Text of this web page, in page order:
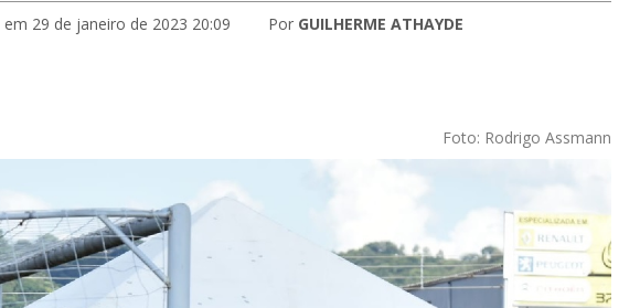
29 de janeiro de 2023 20:09 Por GUILHERME ATHAYDE
Foto: Rodrigo Assmann